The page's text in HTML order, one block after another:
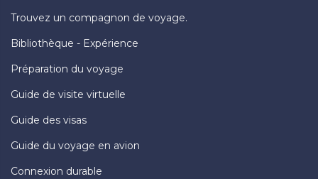
Trouvez un compagnon de voyage.
Bibliothèque - Expérience
Préparation du voyage
Guide de visite virtuelle
Guide des visas
Guide du voyage en avion
Connexion durable